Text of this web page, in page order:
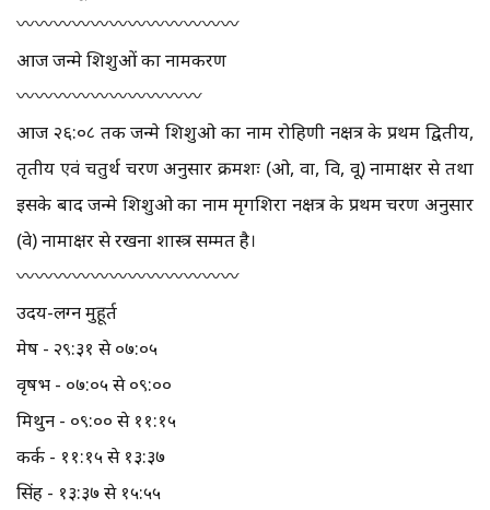
〰️〰️〰️〰️〰️〰️〰️〰️〰️〰️〰️〰️
आज जन्मे शिशुओं का नामकरण
〰️〰️〰️〰️〰️〰️〰️〰️〰️〰️
आज २६:०८ तक जन्मे शिशुओ का नाम रोहिणी नक्षत्र के प्रथम द्वितीय,
तृतीय एवं चतुर्थ चरण अनुसार क्रमशः (ओ, वा, वि, वू) नामाक्षर से तथा
इसके बाद जन्मे शिशुओ का नाम मृगशिरा नक्षत्र के प्रथम चरण अनुसार
(वे) नामाक्षर से रखना शास्त्र सम्मत है।
〰️〰️〰️〰️〰️〰️〰️〰️〰️〰️〰️〰️
उदय-लग्न मुहूर्त
मेष - २९:३१ से ०७:०५
वृषभ - ०७:०५ से ०९:००
मिथुन - ०९:०० से ११:१५
कर्क - ११:१५ से १३:३७
सिंह - १३:३७ से १५:५५